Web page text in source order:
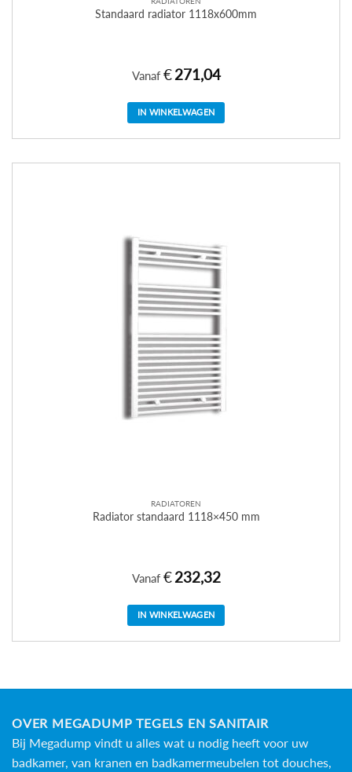
Standaard radiator 1118x600mm
Vanaf € 271,04
IN WINKELWAGEN
heeft
kan
gekozen
op
de
RADIATOREN
Radiator standaard 1118×450 mm
Vanaf € 232,32
IN WINKELWAGEN
optie
kan
gekozen
OVER MEGADUMP TEGELS EN SANITAIR
Bij Megadump vindt u alles wat u nodig heeft voor uw
badkamer, van kranen en badkamermeubelen tot douches,